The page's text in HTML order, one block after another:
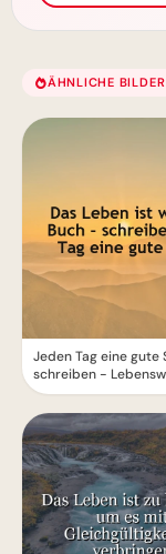
ÄHNLICHE BILDER
Jeden Tag eine gute
schreiben -